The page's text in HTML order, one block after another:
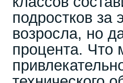
подростков за
возросла, но
процента. Что